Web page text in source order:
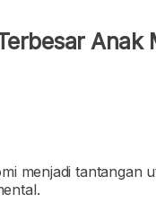
Anak
menjadi tantangan